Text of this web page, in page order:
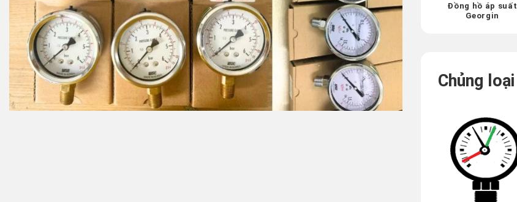
Đồng hồ áp suất
Georgin
Chủng loại